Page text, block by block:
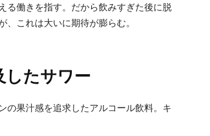
る働きを指す。だから飲みすぎた後に脱
これは大いに期待が膨らむ。
したサワー
の果汁感を追求したアルコール飲料。キ